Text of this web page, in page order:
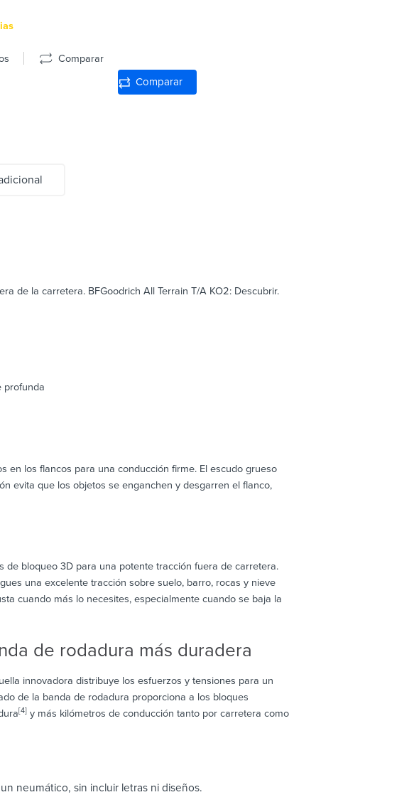
Comparar
Comparar
de la carretera. BFGoodrich All Terrain T/A KO2: Descubrir.
profunda
en los flancos para una conducción firme. El escudo grueso
evita que los objetos se enganchen y desgarren el flanco,
bloqueo 3D para una potente tracción fuera de carretera.
una excelente tracción sobre suelo, barro, rocas y nieve
cuando más lo necesites, especialmente cuando se baja la
de rodadura más duradera
innovadora distribuye los esfuerzos y tensiones para un
de la banda de rodadura proporciona a los bloques
[4]y más kilómetros de conducción tanto por carretera como
neumático, sin incluir letras ni diseños.